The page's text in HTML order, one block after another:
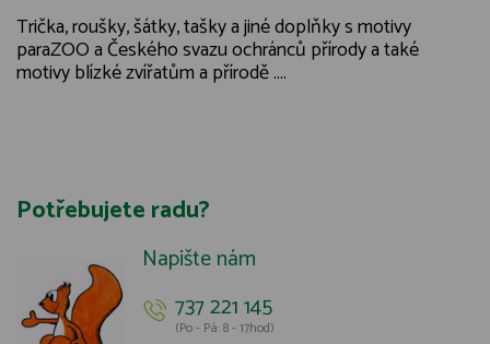
Trička, roušky, šátky, tašky a jiné doplňky s motivy
paraZOO a Českého svazu ochránců přírody a také
motivy blízké zvířatům a přírodě ....
Potřebujete radu?
Napište nám
737 221 145
(Po - Pá: 8 - 17hod)